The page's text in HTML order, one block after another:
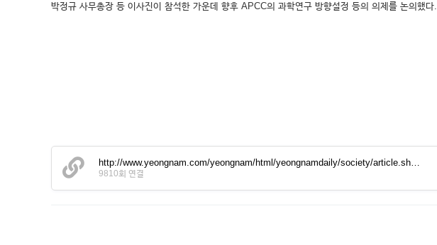
박정규 사무총장 등 이사진이 참석한 가운데 향후 APCC의 과학연구 방향설정 등의 의제를 논의했다.
http://www.yeongnam.com/yeongnam/html/yeongnamdaily/society/article.sh…
9810회 연결